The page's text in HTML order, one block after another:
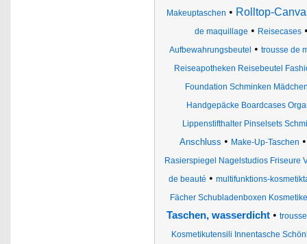
Makeuptaschen • Rolltop-
de maquillage • Reisecases
Aufbewahrungsbeutel • trousse de
Reiseapotheken Reisebeutel
Foundation Schminken
Handgepäcke Boardcases
Lippenstifthalter Pinselsets
Anschluss • Make-Up-Taschen
Rasierspiegel Nagelstudios Friseure
de beauté • multifunktions-
Fächer Schubladenboxen
Taschen, wasserdicht•
Kosmetikutensili Innentasche